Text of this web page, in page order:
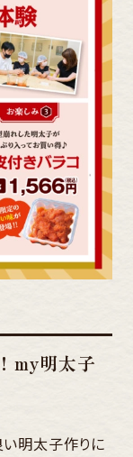
my明太子
明太子作りに